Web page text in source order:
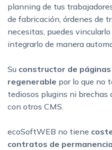
planning de tus
de fabricación, órdenes de
necesitas, puedes
integrarlo de manera
Su constructor de
regenerable por lo que no
tediosos plugins ni brechas
con otros CMS.
ecoSoftWEB no tiene
contratos de